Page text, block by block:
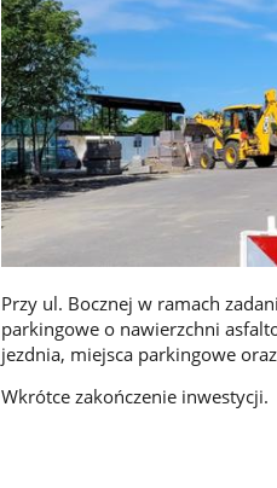
Przy ul. Bocznej w ramach
parkingowe o nawierzchni
jezdnia, miejsca parkingowe
Wkrótce zakończenie inwestycji.